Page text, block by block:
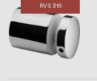
RVS 316